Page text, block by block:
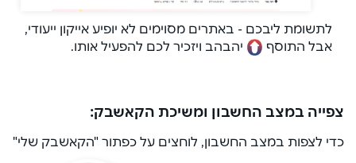
לתשומת ליבכם - באתרים מסוימים לא יופיע אייקון ייעודי,
אבל התוסף
יהבהב ויזכיר לכם להפעיל אותו.
צפייה במצב החשבון ומשיכת הקאשבק:
כדי לצפות במצב החשבון, לוחצים על כפתור "הקאשבק שלי"